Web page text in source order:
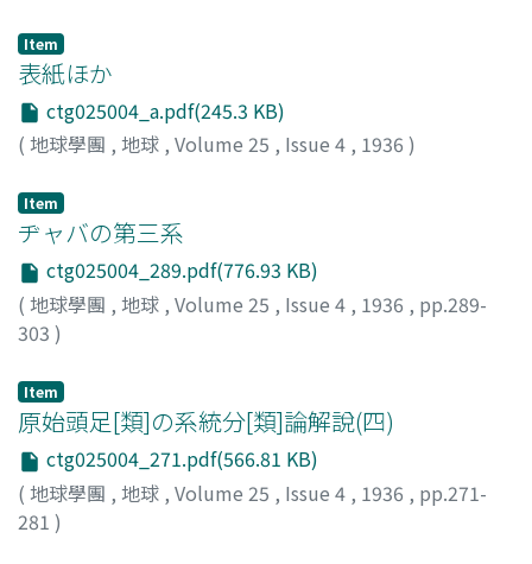
Item
表紙ほか
ctg025004_a.pdf(245.3 KB)
( 地球學團 , 地球 , Volume 25 , Issue 4 , 1936 )
Item
ヂャバの第三系
ctg025004_289.pdf(776.93 KB)
( 地球學團 , 地球 , Volume 25 , Issue 4 , 1936 , pp.289-
303 )
Item
原始頭足[類]の系統分[類]論解說(四)
ctg025004_271.pdf(566.81 KB)
( 地球學團 , 地球 , Volume 25 , Issue 4 , 1936 , pp.271-
281 )